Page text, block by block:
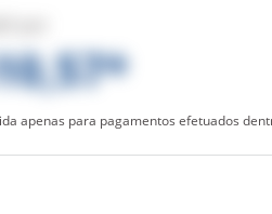
apenas para pagamentos efetuados